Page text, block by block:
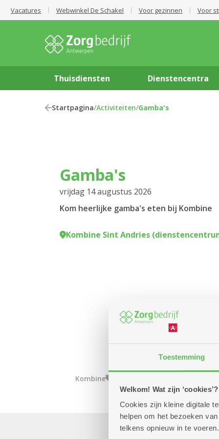
Toestemming
Welkom! Wat zijn ‘cookies’?
Cookies zijn kleine digitale
helpen om het bezoeken
telkens opnieuw in te
Vacatures Webwinkel De Schakel Voor gezinnen Voor
Thuisdiensten Dienstencentra
Startpagina/Activiteiten/Gamba's
Gamba's
vrijdag 14 augustus 2026
Kom heerlijke gamba's eten bij Kombine
Kombine Sint Andries
Kombine